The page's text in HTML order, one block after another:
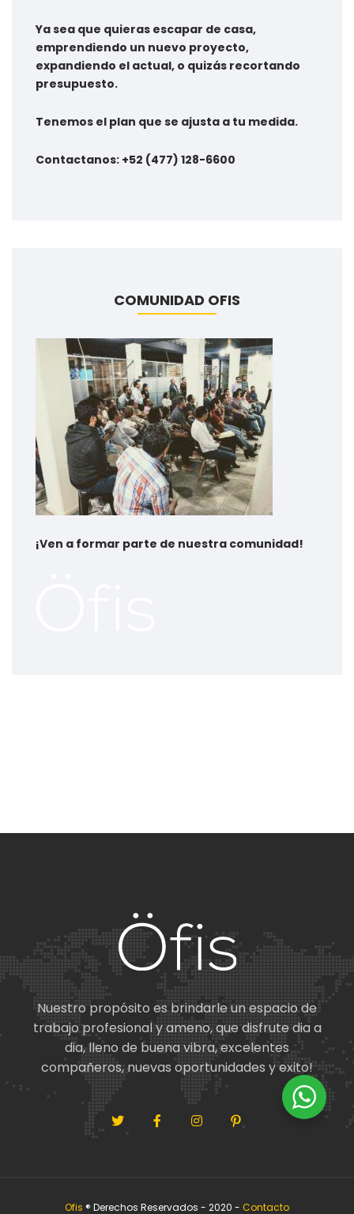
Ya sea que quieras escapar de casa,
emprendiendo un nuevo proyecto,
expandiendo el actual, o quizás recortando
presupuesto.
Tenemos el plan que se ajusta a tu medida.
Contactanos: +52 (477) 128-6600
COMUNIDAD OFIS
¡Ven a formar parte de nuestra comunidad!
Nuestro propósito es brindarle un espacio de
trabajo profesional y ameno, que disfrute dia a
dia, lleno de buena vibra, excelentes
compañeros, nuevas oportunidades y exito!
Ofis ® Derechos Reservados - 2020 - Contacto